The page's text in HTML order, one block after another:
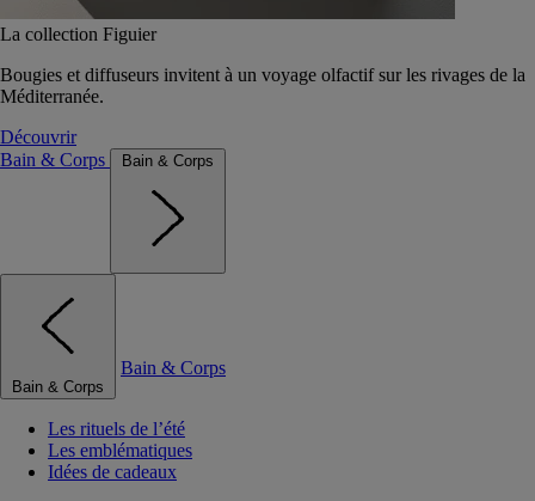
La collection Figuier
Bougies et diffuseurs invitent à un voyage olfactif sur les rivages de la
Méditerranée.
Découvrir
Bain & Corps
Bain & Corps
Bain & Corps
Bain & Corps
Les rituels de l’été
Les emblématiques
Idées de cadeaux